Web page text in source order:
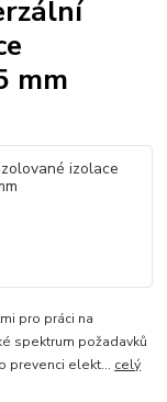
mm
pro práci na
spektrum požadavků
prevenci elekt... celý